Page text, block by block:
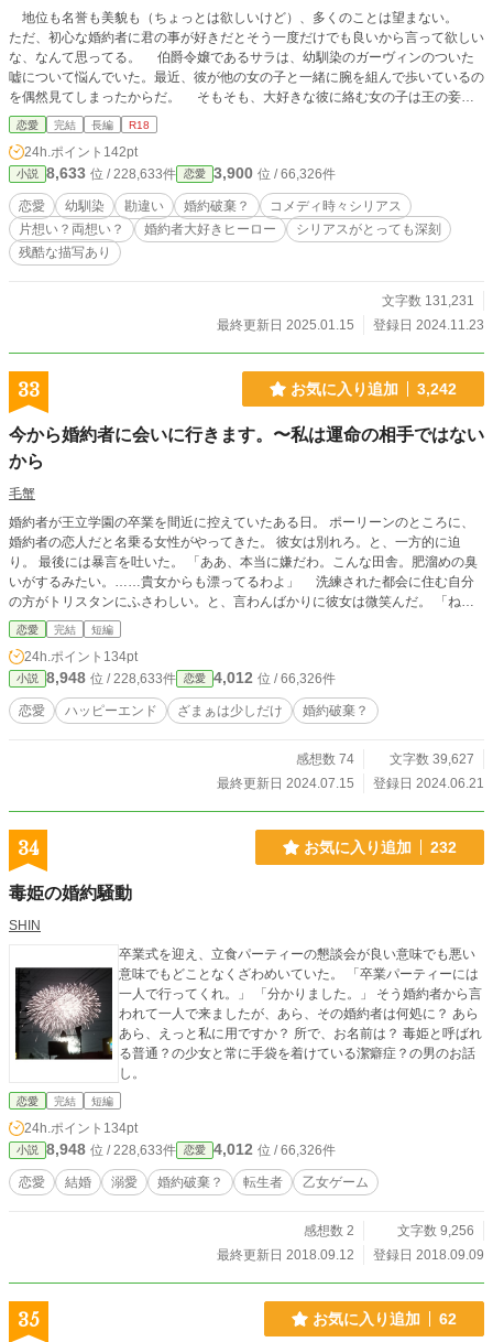
地位も名誉も美貌も（ちょっとは欲しいけど）、多くのことは望まない。
ただ、初心な婚約者に君の事が好きだとそう一度だけでも良いから言って欲しい
な、なんて思ってる。 伯爵令嬢であるサラは、幼馴染のガーヴィンのついた
嘘について悩んでいた。最近、彼が他の女の子と一緒に腕を組んで歩いているの
を偶然見てしまったからだ。 そもそも、大好きな彼に絡む女の子は王の妾の
子ではないだろうか…？大丈夫なの、ガーヴィン。 何だか、私達の関係どう
のこうの言ってる場合じゃないくらいに、とっても雲行きが怪しいんだけど？
※100%妄想です。 ※中世ヨーロッパ風です。（全然生活様式違うので、あくま
でも風です） ※風邪で熱がある時に一気に描いたものなので、どえりゃーこと
になってるかも知れません。（どえりゃー部分を残したまま書いてます） ※性
的な表現がほんの〜り出てくる可能性が高いので18禁にしております。残酷な
表現もあります。 ※あとから辻褄が合わないことに気がついたら修正がどんど
ん入れてます。矛盾点、すみません(*_ _))*゜
恋愛 完結 長編 R18
24h.ポイント 142pt
小説 8,633 位 / 228,633件 恋愛 3,900 位 / 66,326件
恋愛 幼馴染 勘違い 婚約破棄？
コメディ時々シリアス
片想い？両想い？
婚約者大好きヒーロー
シリアスがとっても深刻
残酷な描写あり
文字数 131,231
最終更新日 2025.01.15
登録日 2024.11.23
33 お気に入り追加 3,242
今から婚約者に会いに行きます。〜私は運命の相手ではない
から
毛蟹
婚約者が王立学園の卒業を間近に控えていたある日。 ポーリーンのところに、
婚約者の恋人だと名乗る女性がやってきた。 彼女は別れろ。と、一方的に迫
り。 最後には暴言を吐いた。 「ああ、本当に嫌だわ。こんな田舎。肥溜めの臭
いがするみたい。……貴女からも漂ってるわよ」 洗練された都会に住む自分
の方がトリスタンにふさわしい。と、言わんばかりに彼女は微笑んだ。 「ね
え、卒業パーティーには来ないでね。恥をかくのは貴女よ。婚約破棄されてもま
だ間に合うでしょう？早く相手を見つけたら？」 彼女が去ると、ポーリーンは
ある事を考えた。 ちゃんと、別れ話をしようと。 ポーリーンはこっそりと屋敷
から抜け出して、婚約者のところへと向かった。
恋愛 完結 短編
24h.ポイント 134pt
小説 8,948 位 / 228,633件 恋愛 4,012 位 / 66,326件
恋愛 ハッピーエンド ざまぁは少しだけ 婚約破棄？
感想数 74
文字数 39,627
最終更新日 2024.07.15
登録日 2024.06.21
34 お気に入り追加 232
毒姫の婚約騒動
SHIN
卒業式を迎え、立食パーティーの懇談会が良い意味でも悪い
意味でもどことなくざわめいていた。 「卒業パーティーには
一人で行ってくれ。」 「分かりました。」 そう婚約者から言
われて一人で来ましたが、あら、その婚約者は何処に？ あら
あら、えっと私に用ですか？ 所で、お名前は？ 毒姫と呼ばれ
る普通？の少女と常に手袋を着けている潔癖症？の男のお話
し。
恋愛 完結 短編
24h.ポイント 134pt
小説 8,948 位 / 228,633件 恋愛 4,012 位 / 66,326件
恋愛 結婚 溺愛 婚約破棄？ 転生者 乙女ゲーム
感想数 2
文字数 9,256
最終更新日 2018.09.12
登録日 2018.09.09
35 お気に入り追加 62